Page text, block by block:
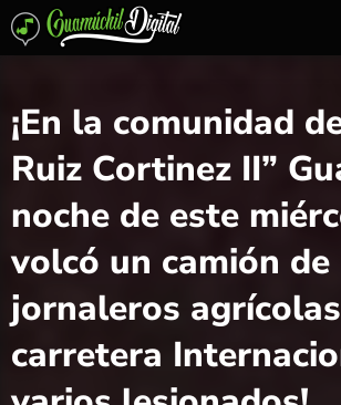
¡En la comunidad
Ruiz Cortinez II”
noche de este
volcó un camión de
jornaleros
carretera